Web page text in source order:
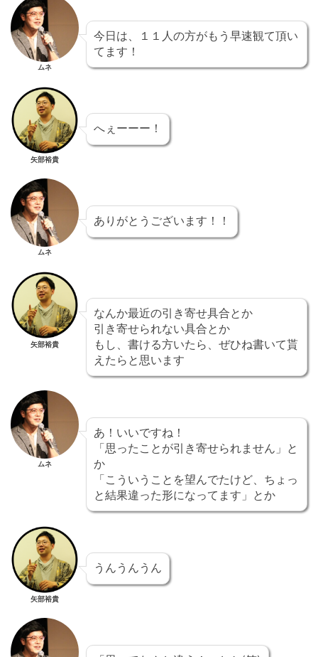
ムネ
今日は、１１人の方がもう早速観て頂い
てます！
矢部裕貴
へぇーーー！
ムネ
ありがとうございます！！
矢部裕貴
なんか最近の引き寄せ具合とか
引き寄せられない具合とか
もし、書ける方いたら、ぜひね書いて貰
えたらと思います
ムネ
あ！いいですね！
「思ったことが引き寄せられません」と
か
「こういうことを望んでたけど、ちょっ
と結果違った形になってます」とか
矢部裕貴
うんうんうん